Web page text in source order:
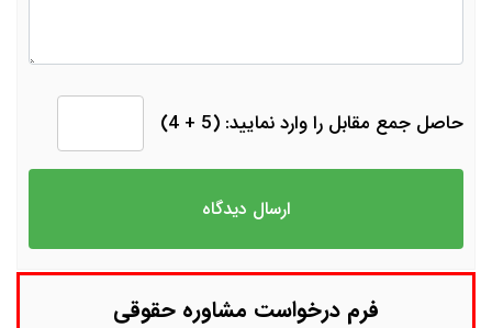
حاصل جمع مقابل را وارد نمایید: (5 + 4)
فرم درخواست مشاوره حقوقی